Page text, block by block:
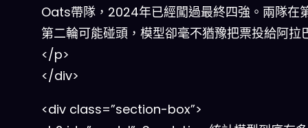
Oats帶隊，2024年已經闖過最終四強。兩隊在
第二輪可能碰頭，模型卻毫不猶豫把票投給阿拉
</p>
</div>
<div class=”section-box”>